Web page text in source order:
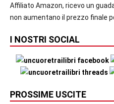
Affiliato Amazon, ricevo un
non aumentano il prezzo finale
I NOSTRI SOCIAL
PROSSIME USCITE